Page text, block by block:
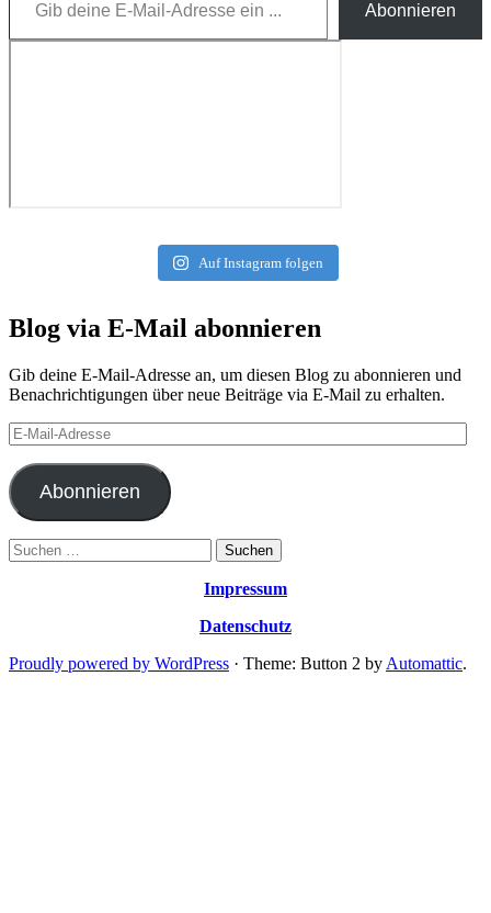
Abonnieren
Auf Instagram folgen
Blog via E-Mail abonnieren
Gib deine E-Mail-Adresse an, um diesen Blog zu abonnieren und
Benachrichtigungen über neue Beiträge via E-Mail zu erhalten.
E-
Mail-
Adresse
Abonnieren
Suchen
nach:
Impressum
Datenschutz
Proudly powered by WordPress · Theme: Button 2 by Automattic.